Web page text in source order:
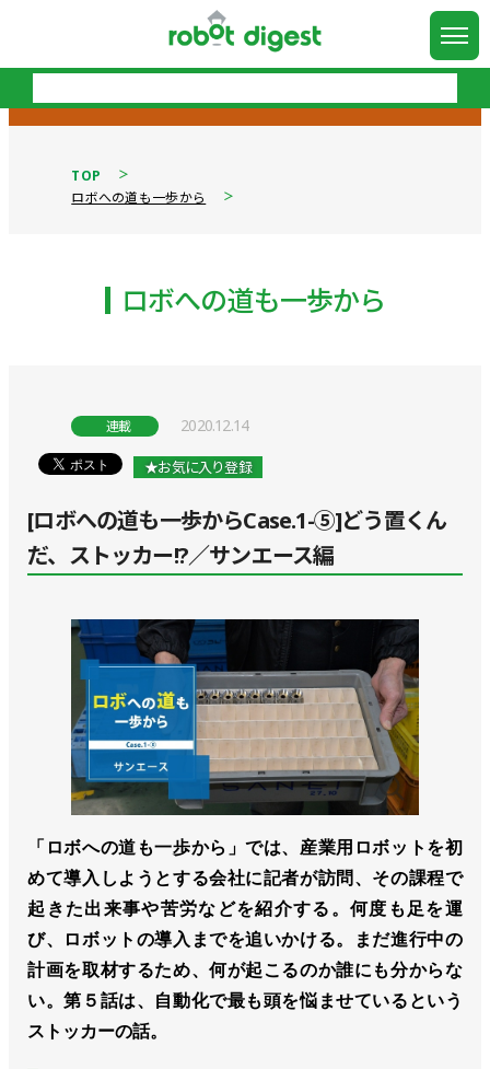
TOP
ロボへの道も一歩から
ロボへの道も一歩から
連載 2020.12.14
★お気に入り登録
[ロボへの道も一歩からCase.1-⑤]どう置くん
だ、ストッカー!?／サンエース編
「ロボへの道も一歩から」では、産業用ロボットを初
めて導入しようとする会社に記者が訪問、その課程で
起きた出来事や苦労などを紹介する。何度も足を運
び、ロボットの導入までを追いかける。まだ進行中の
計画を取材するため、何が起こるのか誰にも分からな
い。第５話は、自動化で最も頭を悩ませているという
ストッカーの話。